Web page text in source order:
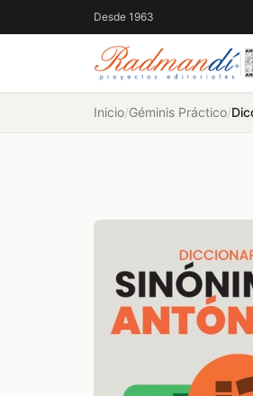
Desde 1963
Inicio/Géminis Práctico/